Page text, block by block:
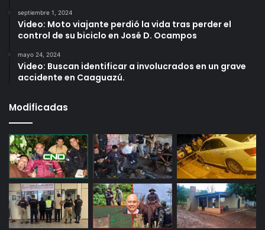
septiembre 1, 2024
Video: Moto viajante perdió la vida tras perder el
control de su biciclo en José D. Ocampos
mayo 24, 2024
Video: Buscan identificar a involucrados en un grave
accidente en Caaguazú.
Modificadas